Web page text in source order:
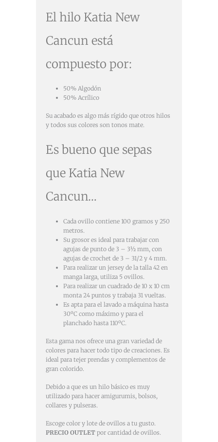
El hilo Katia New
Cancun está
compuesto por:
50% Algodón
50% Acrílico
Su acabado es algo más rígido que otros hilos
y todos sus colores son tonos mate.
Es bueno que sepas
que Katia New
Cancun…
Cada ovillo contiene 100 gramos y 250
metros.
Su grosor es ideal para trabajar con
agujas de punto de 3 – 3½ mm, con
agujas de crochet de 3 – 31/2 y 4 mm.
Para realizar un jersey de la talla 42 en
manga larga, utiliza 5 ovillos.
Para realizar un cuadrado de 10 x 10 cm
monta 24 puntos y trabaja 31 vueltas.
Es apta para el lavado a máquina hasta
30ºC como máximo y para el
planchado hasta 110ºC.
Esta gama nos ofrece una gran variedad de
colores para hacer todo tipo de creaciones. Es
ideal para tejer prendas y complementos de
gran colorido.
Debido a que es un hilo básico es muy
utilizado para hacer amigurumis, bolsos,
collares y pulseras.
Escoge color y lote de ovillos a tu gusto.
PRECIO OUTLET por cantidad de ovillos.